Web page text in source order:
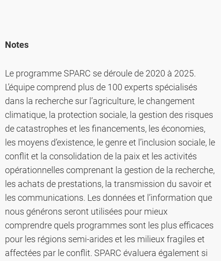
Notes
Le programme SPARC se déroule de 2020 à 2025.
L’équipe comprend plus de 100 experts spécialisés
dans la recherche sur l’agriculture, le changement
climatique, la protection sociale, la gestion des risques
de catastrophes et les financements, les économies,
les moyens d’existence, le genre et l’inclusion sociale, le
conflit et la consolidation de la paix et les activités
opérationnelles comprenant la gestion de la recherche,
les achats de prestations, la transmission du savoir et
les communications. Les données et l’information que
nous générons seront utilisées pour mieux
comprendre quels programmes sont les plus efficaces
pour les régions semi-arides et les milieux fragiles et
affectées par le conflit. SPARC évaluera également si